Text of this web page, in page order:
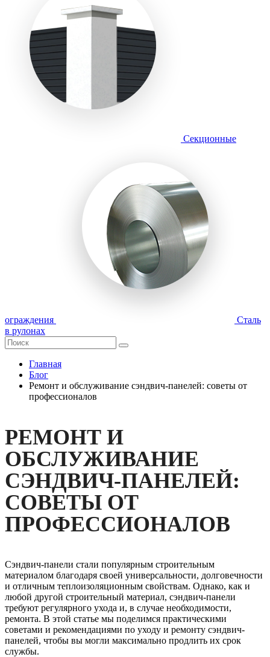
Секционные
ограждения
Сталь
в рулонах
Главная
Блог
Ремонт и обслуживание сэндвич-панелей: советы от
профессионалов
РЕМОНТ И
ОБСЛУЖИВАНИЕ
СЭНДВИЧ-ПАНЕЛЕЙ:
СОВЕТЫ ОТ
ПРОФЕССИОНАЛОВ
Сэндвич-панели стали популярным строительным
материалом благодаря своей универсальности, долговечности
и отличным теплоизоляционным свойствам. Однако, как и
любой другой строительный материал, сэндвич-панели
требуют регулярного ухода и, в случае необходимости,
ремонта. В этой статье мы поделимся практическими
советами и рекомендациями по уходу и ремонту сэндвич-
панелей, чтобы вы могли максимально продлить их срок
службы.